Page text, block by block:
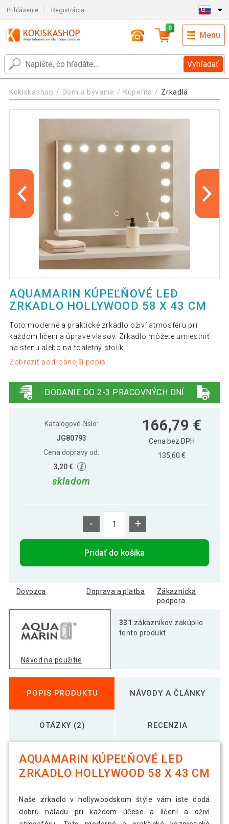
Prihlásenie Registrácia
Vyhľadať
0
Menu
Kokiskashop Dom a bývanie Kúpeľňa Zrkadlá
AQUAMARIN KÚPEĽŇOVÉ LED
ZRKADLO HOLLYWOOD 58 X 43 CM
Toto moderné a praktické zrkadlo oživí atmosféru pri
každom líčení a úprave vlasov. Zrkadlo môžete umiestniť
na stenu alebo na toaletný stolík.
Zobraziť podrobnejší popis
DODANIE DO 2-3 PRACOVNÝCH DNÍ
Katalógové číslo:
JG80793
Cena dopravy od:
3,20 €
skladom
166,79 €
Cena bez DPH
135,60 €
- +
Pridať do košíka
Dovozca Doprava a platba
Zákaznícka
podpora
Návod na použitie
331 zákazníkov zakúpilo
tento produkt
POPIS PRODUKTU NÁVODY A ČLÁNKY
OTÁZKY (2) RECENZIA
AQUAMARIN KÚPEĽŇOVÉ LED
ZRKADLO HOLLYWOOD 58 X 43 CM
Naše zrkadlo v hollywoodskom štýle vám iste dodá
dobrú náladu pri každom účese a líčení a oživí